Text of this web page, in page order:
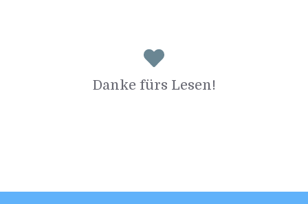
Danke fürs Lesen!